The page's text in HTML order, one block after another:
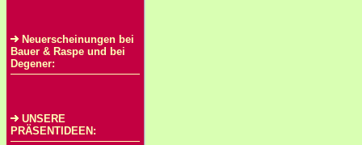
Neuerscheinungen bei
Bauer & Raspe und bei
Degener:
UNSERE
PRÄSENTIDEEN: